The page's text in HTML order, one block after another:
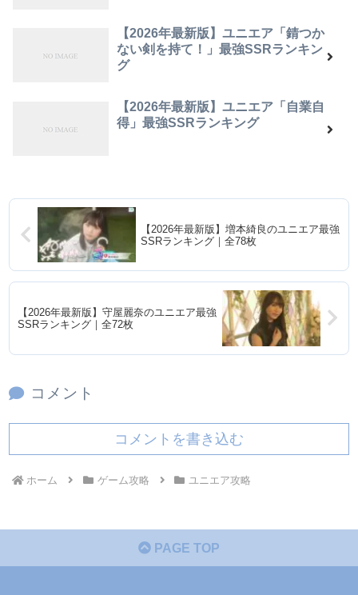
【2026年最新版】ユニエア「錆つか
ない剣を持て！」最強SSRランキン
グ
【2026年最新版】ユニエア「自業自
得」最強SSRランキング
【2026年最新版】増本綺良のユニエア最強
SSRランキング｜全78枚
【2026年最新版】守屋麗奈のユニエア最強
SSRランキング｜全72枚
コメント
コメントを書き込む
ホーム ゲーム攻略 ユニエア攻略
PAGE TOP